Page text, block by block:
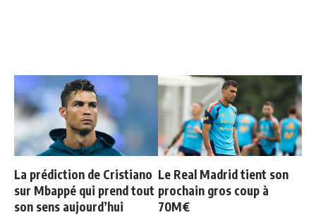
La prédiction de Cristiano
sur Mbappé qui prend tout
son sens aujourd’hui
Le Real Madrid tient son
prochain gros coup à
70M€